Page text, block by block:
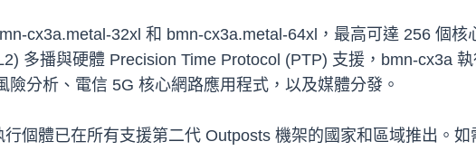
cx3a.metal-32xl 和 bmn-cx3a.metal-64xl，最高可達 256 個
多播與硬體 Precision Time Protocol (PTP) 支援，bmn-cx3a
分析、電信 5G 核心網路應用程式，以及媒體分發。
個體已在所有支援第二代 Outposts 機架的國家和區域推出。